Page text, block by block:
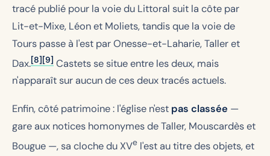
tracé publié pour la voie du Littoral suit la côte par
Lit-et-Mixe, Léon et Moliets, tandis que la voie de
Tours passe à l'est par Onesse-et-Laharie, Taller et
Dax.[8][9] Castets se situe entre les deux, mais
n'apparaît sur aucun de ces deux tracés actuels.
Enfin, côté patrimoine : l'église n'est pas classée —
gare aux notices homonymes de Taller, Mouscardès et
Bougue —, sa cloche du XVe l'est au titre des objets, et